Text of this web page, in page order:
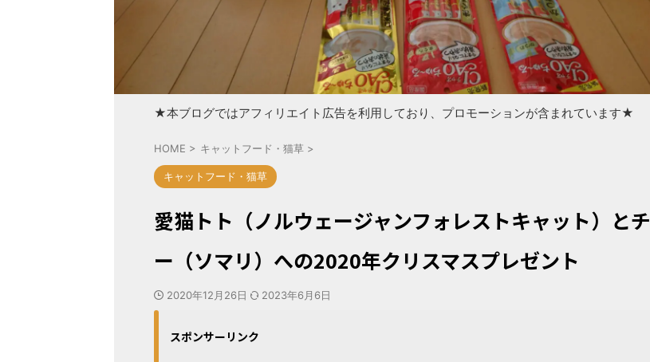
★本ブログではアフィリエイト広告を利用しており、プロモーションが含まれています★
HOME > キャットフード・猫草 >
キャットフード・猫草
愛猫トト（ノルウェージャンフォレストキャット）とチ
ー（ソマリ）への2020年クリスマスプレゼント
2020年12月26日 2023年6月6日
スポンサーリンク